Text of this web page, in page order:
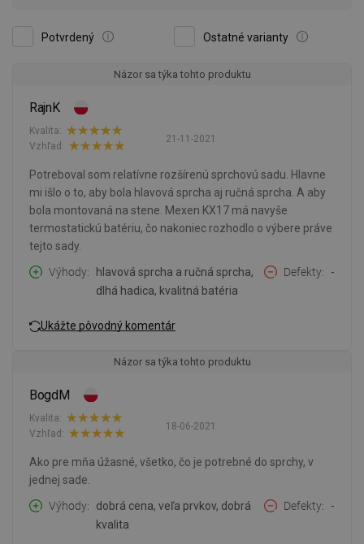
Potvrdený Ostatné varianty
Názor sa týka tohto produktu
RajnK
21-11-2021
Kvalita:
Vzhľad:
Potreboval som relatívne rozšírenú sprchovú sadu. Hlavne
mi išlo o to, aby bola hlavová sprcha aj ručná sprcha. A aby
bola montovaná na stene. Mexen KX17 má navyše
termostatickú batériu, čo nakoniec rozhodlo o výbere práve
tejto sady.
Výhody
hlavová sprcha a ručná sprcha,
dlhá hadica, kvalitná batéria
Defekty -
Ukážte pôvodný komentár
Názor sa týka tohto produktu
BogdM
18-06-2021
Kvalita:
Vzhľad:
Ako pre mňa úžasné, všetko, čo je potrebné do sprchy, v
jednej sade.
Výhody
dobrá cena, veľa prvkov, dobrá
kvalita
Defekty -